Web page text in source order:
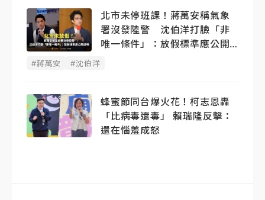
北市未停班課！蔣萬安稱氣象
署沒發陸警 沈伯洋打臉「非
唯一條件」：放假標準應公開
#蔣萬安 #沈伯洋
蜂蜜節同台爆火花！柯志恩轟
「比病毒還毒」 賴瑞隆反擊：
還在惱羞成怒